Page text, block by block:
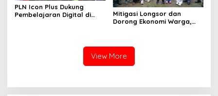
PLN Icon Plus Dukung
Pembelajaran Digital di
Mitigasi Longsor dan
Dorong Ekonomi Warga,
View More